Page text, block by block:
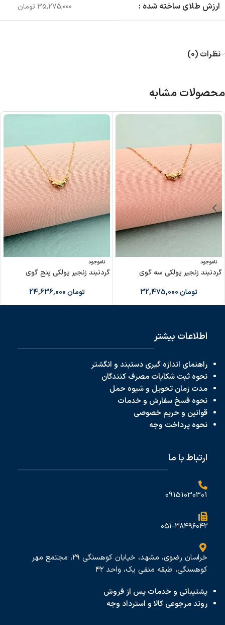
ارزش طلای ساخته شده : 35,275,000 تومان
نظرات (0)
محصولات مشابه
ناموجود
گردنبند زنجیر پولکی سه گوی
تومان
ناموجود
گردنبند زنجیر پولکی پنج گوی
تومان
اطلاعات بیشتر
راهنمای اندازه گیری دستبند و انگشتر
نحوه ثبت شکایات مصرف کنندگان
مدت زمان تحویل و شیوه حمل
نحوه فسخ سفارش و خدمات
قوانین و حریم خصوصی
نحوه پرداخت وجه
ارتباط با ما
09151030301
۰۵۱-۳۸۴۹۶۰۴۲
خراسان رضوی، مشهد، خیابان کوهسنگی ۲۹، مجتمع مهر
کوهسنگی، طبقه منفی یک، واحد ۴۲
پشتیبانی و خدمات پس از فروش
روند مرجوعی کالا و استرداد وجه